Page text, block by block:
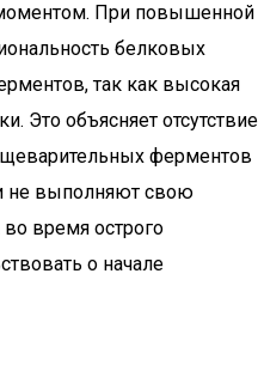
При повышенной
белковых
так как высокая
Это объясняет отсутствие
ферментов
не выполняют свою
время острого
о начале